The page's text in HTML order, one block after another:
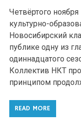
Четвёртого
культурно-
Новосибирский
публике одну из
одиннадцатого
Коллектив НКТ
принципом
READ MORE